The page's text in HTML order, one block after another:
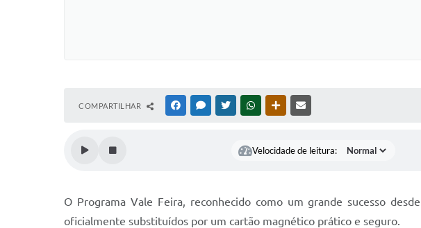
COMPARTILHAR FACEBOOKMESSENGER
TWITTERWHATSAPPOUTRAS MÍDIAS
Velocidade de leitura:
O Programa Vale Feira, reconhecido como um grande sucesso
oficialmente substituídos por um cartão magnético prático e seguro.